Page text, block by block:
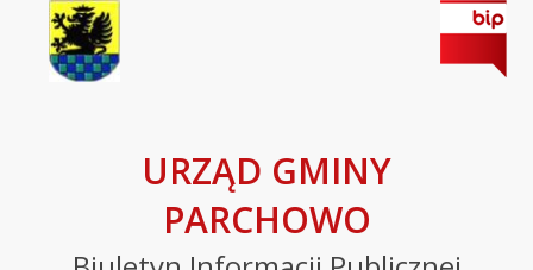
URZĄD GMINY
PARCHOWO
Raport
stanie